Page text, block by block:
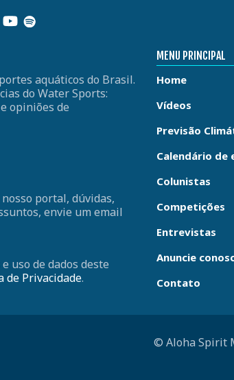
aquáticos do Brasil.
do Water Sports:
opiniões de
portal, dúvidas,
envie um email
uso de dados deste
de Privacidade.
MENU PRINCIPAL
Home
Vídeos
Previsão
Calendário de
Colunistas
Competições
Entrevistas
Anuncie
Contato
© Aloha Spirit